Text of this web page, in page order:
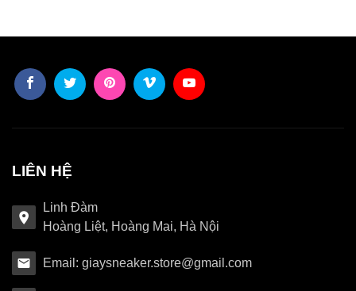
LIÊN HỆ
Linh Đàm
Hoàng Liệt, Hoàng Mai, Hà Nội
Email: giaysneaker.store@gmail.com